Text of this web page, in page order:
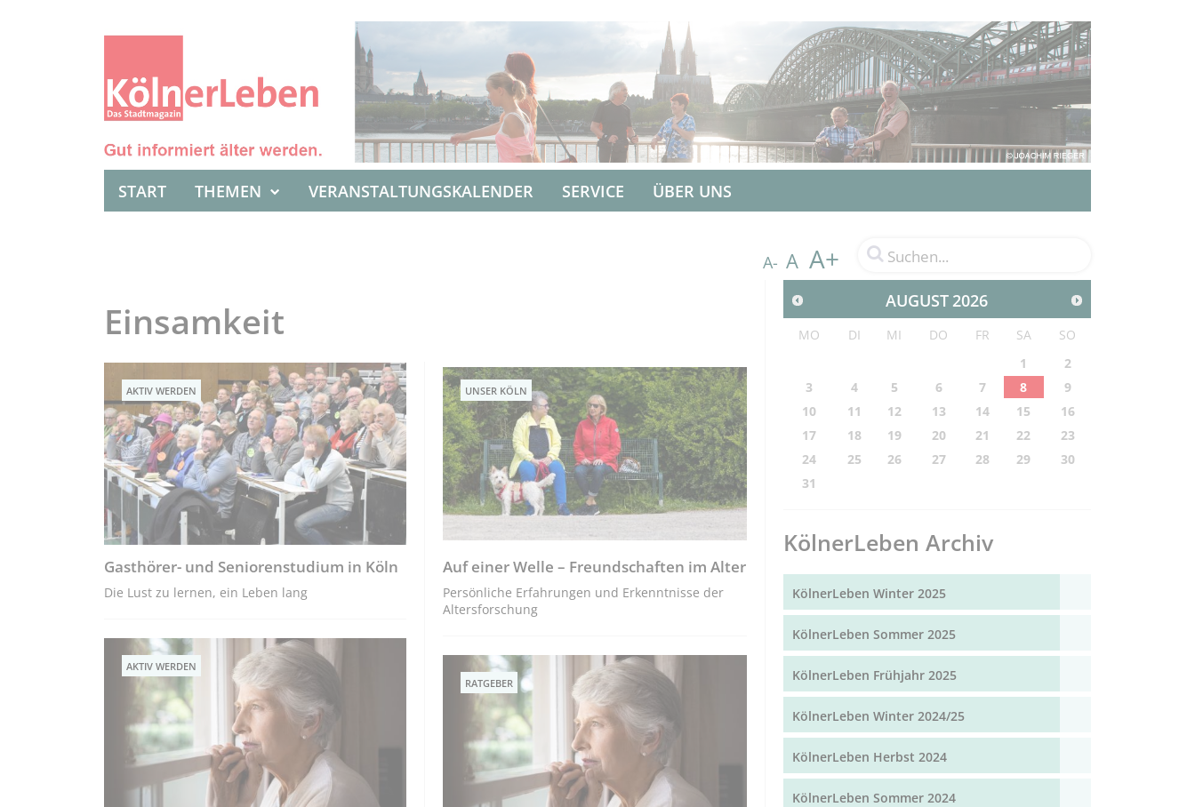
START THEMEN VERANSTALTUNGSKALENDER SERVICE ÜBER UNS
A- A A+
Einsamkeit
AKTIV WERDEN
Gasthörer- und Seniorenstudium in Köln
Die Lust zu lernen, ein Leben lang
AKTIV WERDEN
UNSER KÖLN
Auf einer Welle – Freundschaften im Alter
Persönliche Erfahrungen und Erkenntnisse der
Altersforschung
RATGEBER
AUGUST2026
MO DI MI DO FR SA
SO
1
2
3
4 5 6 7 8
9
10
11 12 13 14 15
16
17
18 19 20 21 22
23
24
25 26 27 28 29
30
31
KölnerLeben Archiv
KölnerLeben Winter 2025
KölnerLeben Sommer 2025
KölnerLeben Frühjahr 2025
KölnerLeben Winter 2024/25
KölnerLeben Herbst 2024
KölnerLeben Sommer 2024